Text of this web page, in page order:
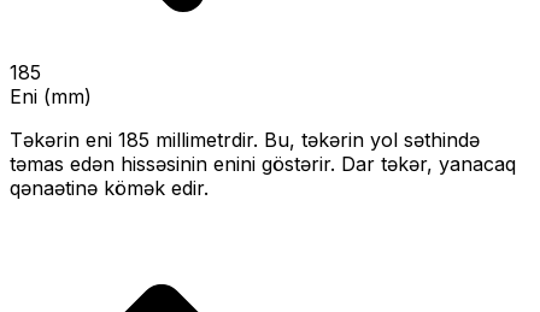
185
Eni (mm)
Təkərin eni 185 millimetrdir. Bu, təkərin yol səthində
təmas edən hissəsinin enini göstərir. Dar təkər, yanacaq
qənaətinə kömək edir.